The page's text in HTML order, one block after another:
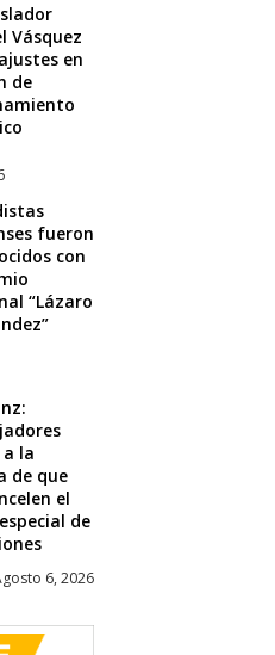
Vásquez
en
de
fueron
con
“Lázaro
la
de que
el
de
6, 2026